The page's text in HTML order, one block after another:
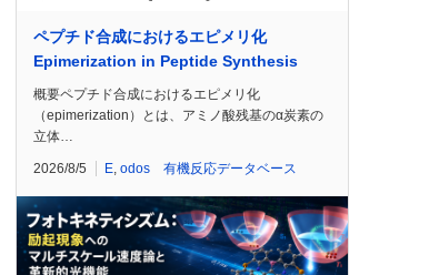
ペプチド合成におけるエピメリ化
Epimerization in Peptide Synthesis
概要ペプチド合成におけるエピメリ化
（epimerization）とは、アミノ酸残基のα炭素の
立体…
2026/8/5 E odos 有機反応データベース